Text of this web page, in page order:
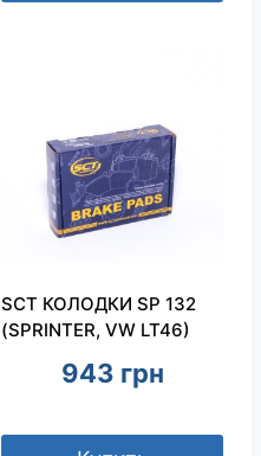
SCT КОЛОДКИ SP 132
(SPRINTER, VW LT46)
943 грн